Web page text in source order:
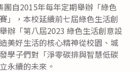
團自2015年每年定期舉辦「綠色
」，本校延續前七屆綠色生活創
辦「第八屆2023 綠色生活創意設
美好生活的核心精神從校園、城
學子們對「淨零碳排與智慧低碳
永續的未來。